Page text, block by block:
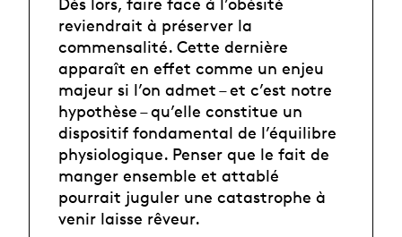
reviendrait à préserver la
commensalité. Cette dernière
apparaît en effet comme un enjeu
majeur si l’on admet – et c’est notre
hypothèse – qu’elle constitue un
dispositif fondamental de l’équilibre
physiologique. Penser que le fait de
manger ensemble et attablé
pourrait juguler une catastrophe à
venir laisse rêveur.